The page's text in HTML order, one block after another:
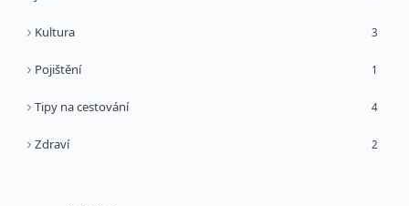
Kultura 3
Pojištění 1
Tipy na cestování 4
Zdraví 2